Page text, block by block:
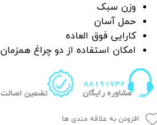
وزن سبک
حمل آسان
کارایی فوق العاده
امکان استفاده از دو چراغ همزمان
افزودن به علاقه مندی ها